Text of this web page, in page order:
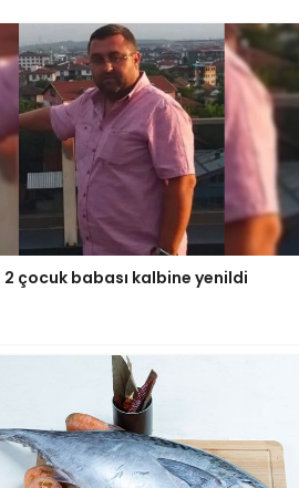
2 çocuk babası kalbine yenildi